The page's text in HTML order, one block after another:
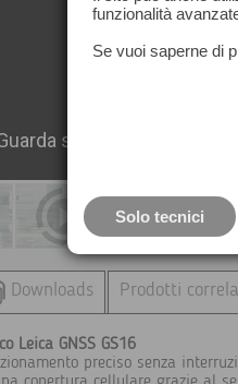
Downloads Prodotti
Leica GNSS GS16
preciso senza
funzionalità
Se vuoi saperne di
Solo tecnici